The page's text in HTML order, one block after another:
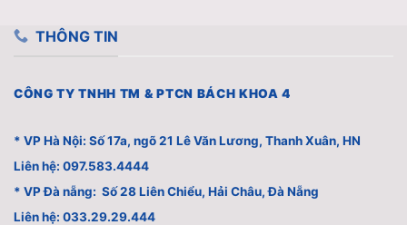
THÔNG TIN
CÔNG TY TNHH TM & PTCN BÁCH KHOA 4
* VP Hà Nội: Số 17a, ngõ 21 Lê Văn Lương, Thanh Xuân, HN
Liên hệ: 097.583.4444
* VP Đà nẵng: Số 28 Liên Chiểu, Hải Châu, Đà Nẵng
Liên hệ: 033.29.29.444